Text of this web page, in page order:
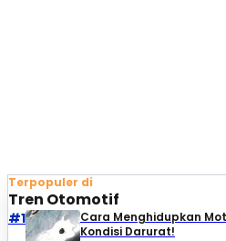
Terpopuler di
Tren Otomotif
#1
Cara Menghidupkan
Kondisi Darurat!